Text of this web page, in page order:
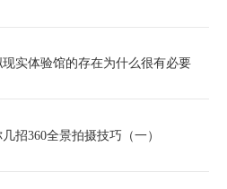
现实体验馆的存在为什么很有必要
招360全景拍摄技巧（一）